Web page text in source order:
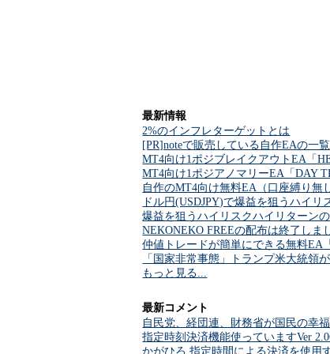
最新情報
2%のインフレターゲットとは
[PR]noteで販売している自作EAの一覧
MT4向け1ポジブレイクアウトEA「
MT4向け1ポジアノマリーEA「DAY
自作のMT4向け無料EA（口座縛り無
ドル円(USDJPY)で爆益を狙うハイ
爆益を狙うハイリスクハイリターン
NEKONEKO FREEの配布は終了しま
仲値トレードが簡単にできる無料EA
「国家非常事態」トランプ米大統領
もっと見る...
最新コメント
自民党、経団連、財務省が国民の幸
指定時刻決済機能使っていますVer
かがひろ 指定時間による決済を使用